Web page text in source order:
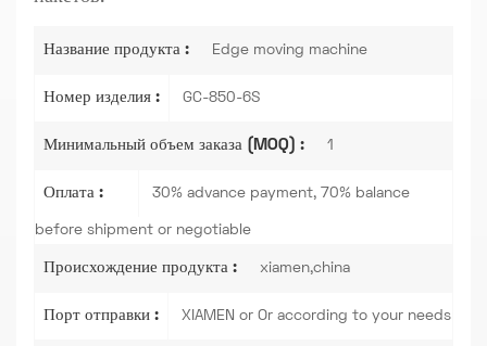
Название продукта : Edge moving machine
Номер изделия : GC-850-6S
Минимальный объем заказа (MOQ) : 1
Оплата : 30% advance payment, 70% balance
before shipment or negotiable
Происхождение продукта : xiamen,china
Порт отправки : XIAMEN or Or according to your needs